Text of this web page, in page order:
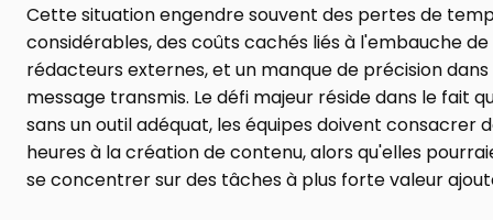
Cette situation engendre souvent des pertes de
considérables, des coûts cachés liés à l'embauche de
rédacteurs externes, et un manque de précision dans
message transmis. Le défi majeur réside dans le fait
sans un outil adéquat, les équipes doivent consacrer
heures à la création de contenu, alors qu'elles
se concentrer sur des tâches à plus forte valeur